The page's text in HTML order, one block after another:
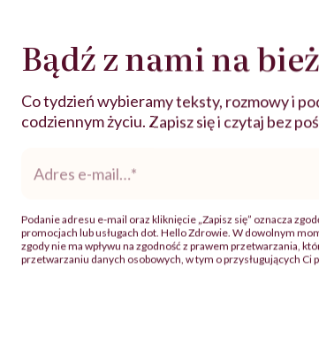
Bądź z nami na
Co tydzień wybieramy teksty, rozmowy i
codziennym życiu. Zapisz się i czytaj bez
mail*
Podanie adresu e-mail oraz kliknięcie „Zapisz się” oznacza
promocjach lub usługach dot. Hello Zdrowie. W dowolnym
zgody nie ma wpływu na zgodność z prawem przetwarzania,
przetwarzaniu danych osobowych, w tym o przysługujących Ci